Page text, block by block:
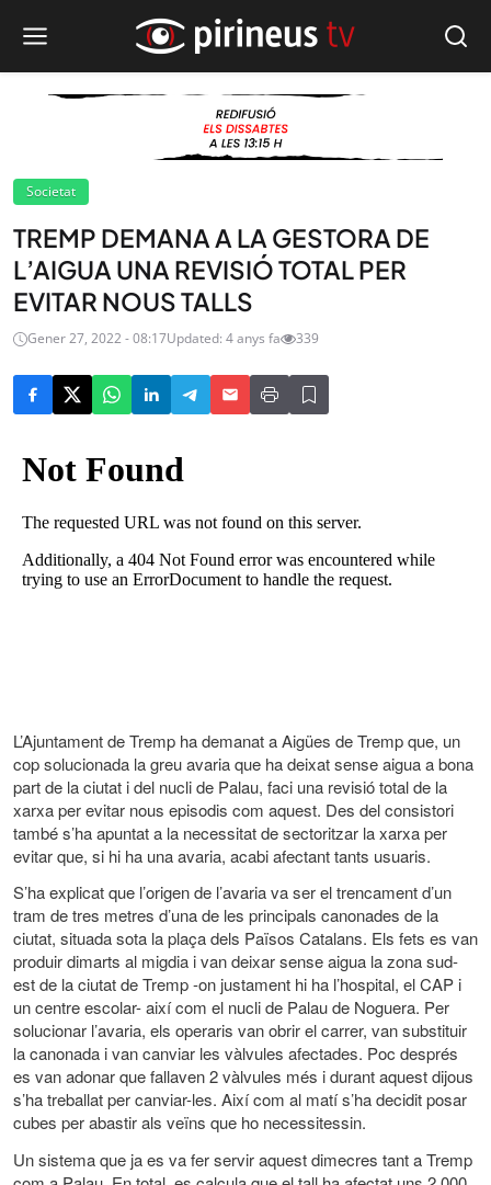
Societat
TREMP DEMANA A LA GESTORA DE
L’AIGUA UNA REVISIÓ TOTAL PER
EVITAR NOUS TALLS
Gener 27, 2022 - 08:17Updated: 4 anys fa 339
L’Ajuntament de Tremp ha demanat a Aigües de Tremp que, un
cop solucionada la greu avaria que ha deixat sense aigua a bona
part de la ciutat i del nucli de Palau, faci una revisió total de la
xarxa per evitar nous episodis com aquest. Des del consistori
també s’ha apuntat a la necessitat de sectoritzar la xarxa per
evitar que, si hi ha una avaria, acabi afectant tants usuaris.
S’ha explicat que l’origen de l’avaria va ser el trencament d’un
tram de tres metres d’una de les principals canonades de la
ciutat, situada sota la plaça dels Països Catalans. Els fets es van
produir dimarts al migdia i van deixar sense aigua la zona sud-
est de la ciutat de Tremp -on justament hi ha l’hospital, el CAP i
un centre escolar- així com el nucli de Palau de Noguera. Per
solucionar l’avaria, els operaris van obrir el carrer, van substituir
la canonada i van canviar les vàlvules afectades. Poc després
es van adonar que fallaven 2 vàlvules més i durant aquest dijous
s’ha treballat per canviar-les. Així com al matí s’ha decidit posar
cubes per abastir als veïns que ho necessitessin.
Un sistema que ja es va fer servir aquest dimecres tant a Tremp